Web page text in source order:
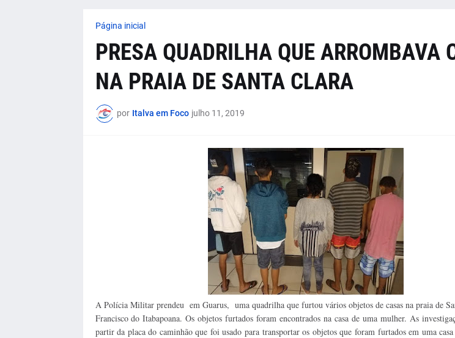
Página inicial
PRESA QUADRILHA QUE ARROMBAVA
NA PRAIA DE SANTA CLARA
por Italva em Foco julho 11, 2019
A Polícia Militar prendeu em Guarus, uma quadrilha que furtou vários objetos de casas na praia de
Francisco do Itabapoana. Os objetos furtados foram encontrados na casa de uma mulher. As
partir da placa do caminhão que foi usado para transportar os objetos que foram furtados em uma